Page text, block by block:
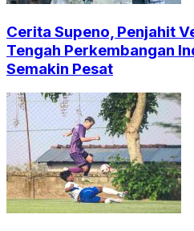
Cerita Supeno, Penjahit
Tengah Perkembangan
Semakin Pesat